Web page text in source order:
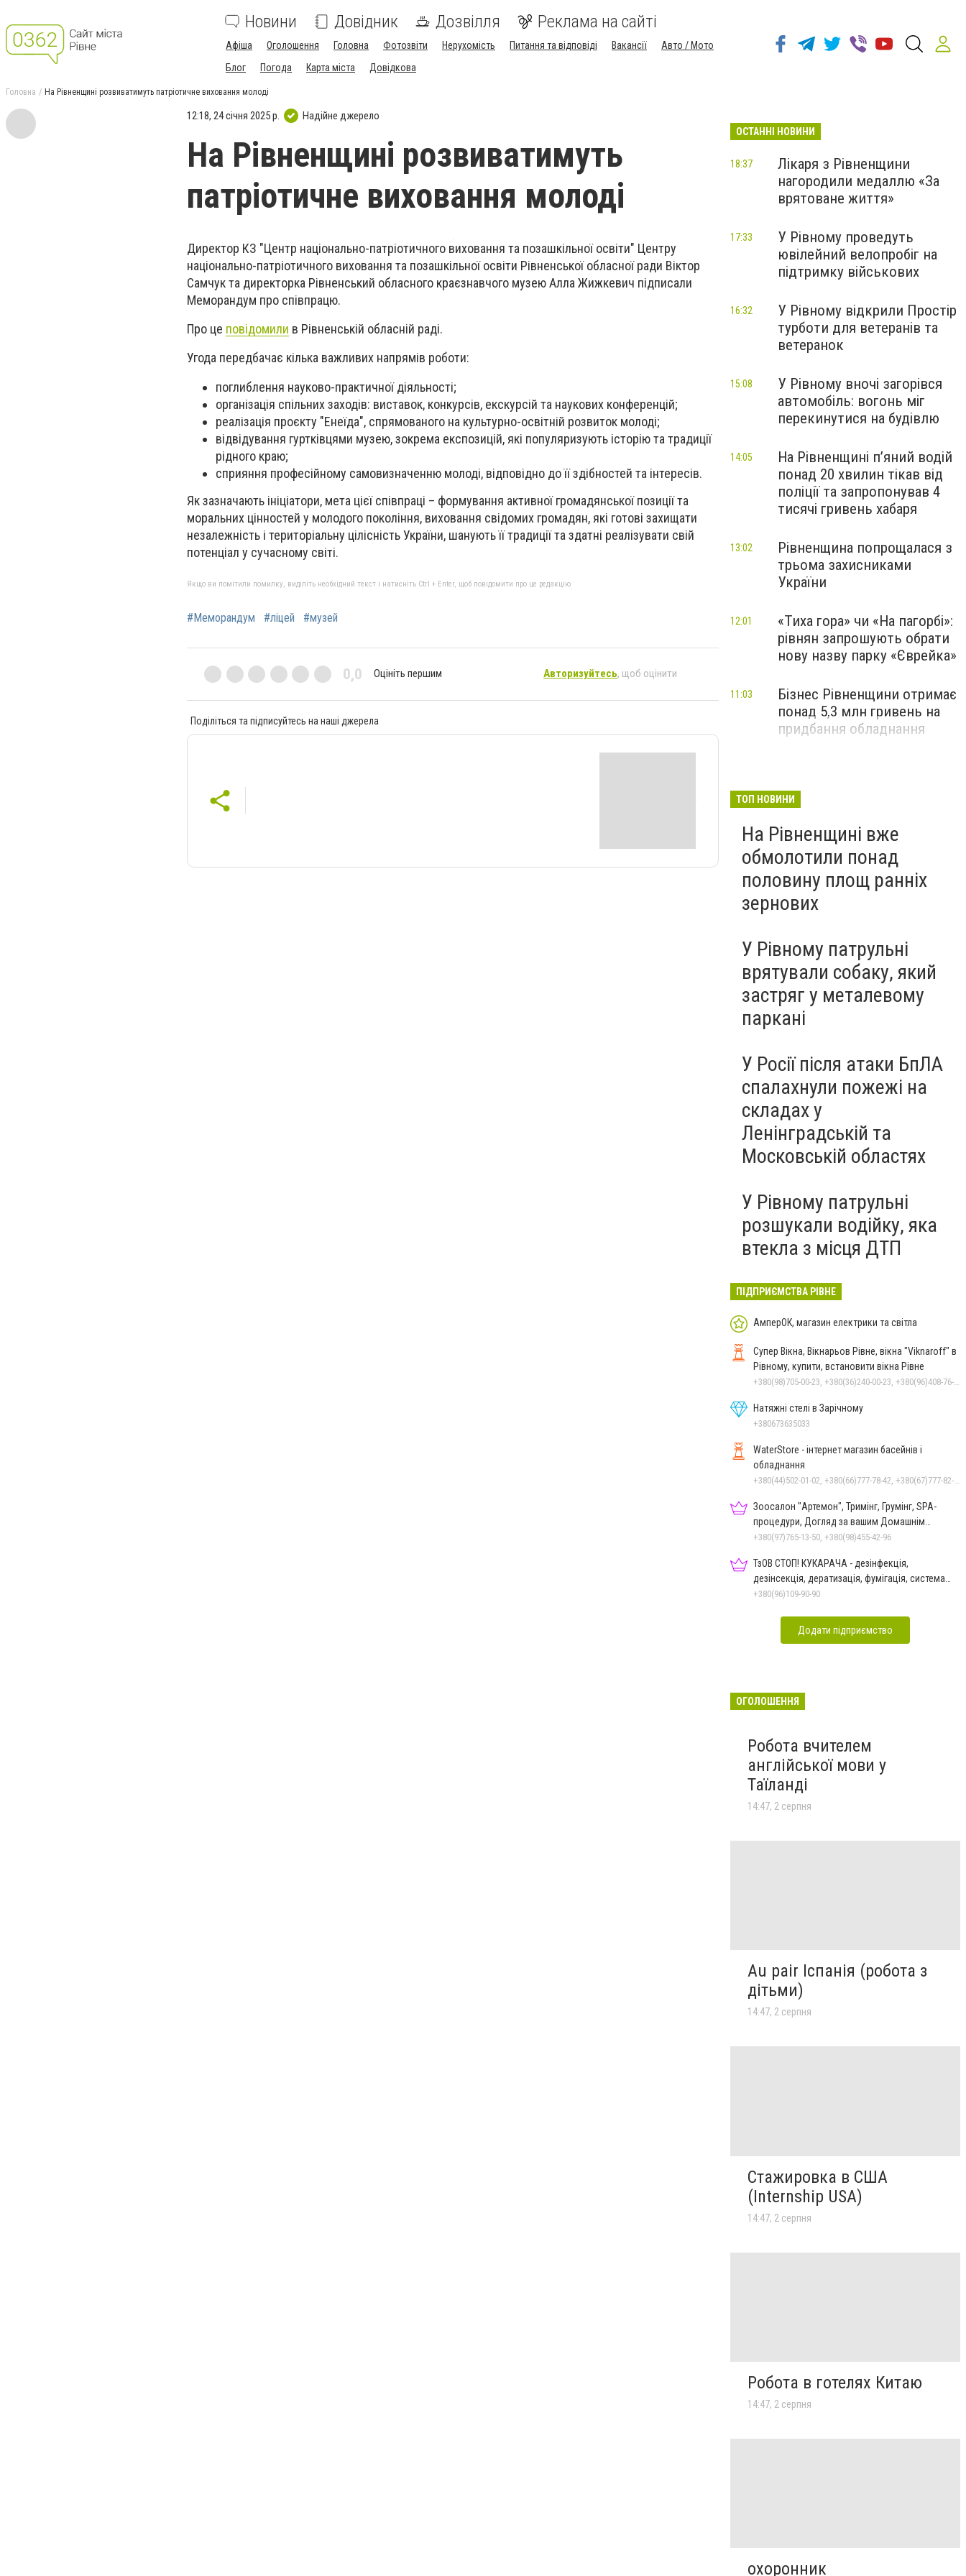
Новини Довідник Дозвілля Реклама на сайті
Афіша Оголошення Головна Фотозвіти Нерухомість Питання та відповіді Вакансії
Авто / Мото
Блог
Погода Карта міста Довідкова
Головна На Рівненщині розвиватимуть патріотичне виховання молоді
12:18, 24 січня 2025 р. Надійне джерело
На Рівненщині розвиватимуть
патріотичне виховання молоді
Директор КЗ "Центр національно-патріотичного виховання та позашкільної освіти" Центру
національно-патріотичного виховання та позашкільної освіти Рівненської обласної ради Віктор
Самчук та директорка Рівненський обласного краєзнавчого музею Алла Жижкевич підписали
Меморандум про співпрацю.
Про це повідомили в Рівненській обласній раді.
Угода передбачає кілька важливих напрямів роботи:
поглиблення науково-практичної діяльності;
організація спільних заходів: виставок, конкурсів, екскурсій та наукових конференцій;
реалізація проєкту "Енеїда", спрямованого на культурно-освітній розвиток молоді;
відвідування гуртківцями музею, зокрема експозицій, які популяризують історію та традиції
рідного краю;
сприяння професійному самовизначенню молоді, відповідно до її здібностей та інтересів.
Як зазначають ініціатори, мета цієї співпраці – формування активної громадянської позиції та
моральних цінностей у молодого покоління, виховання свідомих громадян, які готові захищати
незалежність і територіальну цілісність України, шанують її традиції та здатні реалізувати свій
потенціал у сучасному світі.
Якщо ви помітили помилку, виділіть необхідний текст і натисніть Ctrl + Enter, щоб повідомити про це редакцію
#Меморандум #ліцей #музей
0,0 Оцініть першим Авторизуйтесь, щоб оцінити
Поділіться та підписуйтесь на наші джерела
ОСТАННІ НОВИНИ
Лікаря з Рівненщини
нагородили медаллю «За
врятоване життя»
18:37
У Рівному проведуть
ювілейний велопробіг на
підтримку військових
17:33
У Рівному відкрили Простір
турботи для ветеранів та
ветеранок
16:32
У Рівному вночі загорівся
автомобіль: вогонь міг
перекинутися на будівлю
15:08
На Рівненщині п’яний водій
понад 20 хвилин тікав від
поліції та запропонував 4
тисячі гривень хабаря
14:05
Рівненщина попрощалася з
трьома захисниками
України
13:02
«Тиха гора» чи «На пагорбі»:
рівнян запрошують обрати
нову назву парку «Єврейка»
12:01
Бізнес Рівненщини отримає
понад 5,3 млн гривень на
придбання обладнання
11:03
ТОП НОВИНИ
На Рівненщині вже
обмолотили понад
половину площ ранніх
зернових
У Рівному патрульні
врятували собаку, який
застряг у металевому
паркані
У Росії після атаки БпЛА
спалахнули пожежі на
складах у
Ленінградській та
Московській областях
У Рівному патрульні
розшукали водійку, яка
втекла з місця ДТП
ПІДПРИЄМСТВА РІВНЕ
АмперОК, магазин електрики та світла
Супер Вікна, Вікнарьов Рівне, вікна "Viknaroff" в
Рівному, купити, встановити вікна Рівне
+380(98)705-00-23, +380(36)240-00-23, +380(96)408-76-50, +380(50)642-24-00
Натяжні стелі в Зарічному
+380673635033
WaterStore - інтернет магазин басейнів і
обладнання
+380(44)502-01-02, +380(66)777-78-42, +380(67)777-82-19, +380(67)890-80-80, +380(73)890-80-80, +380(44)502-01-03
Зоосалон "Артемон", Тримінг, Грумінг, SPA-
процедури, Догляд за вашим Домашнім
Улюбленцем
+380(97)765-13-50, +380(98)455-42-96
ТзОВ СТОП! КУКАРАЧА - дезінфекція,
дезінсекція, дератизація, фумігація, система
HACCP
+380(96)109-90-90
Додати підприємство
ОГОЛОШЕННЯ
Робота вчителем
англійської мови у
Таїланді
14:47, 2 серпня
Au pair Іспанія (робота з
дітьми)
14:47, 2 серпня
Стажировка в США
(Internship USA)
14:47, 2 серпня
Робота в готелях Китаю
14:47, 2 серпня
охоронник